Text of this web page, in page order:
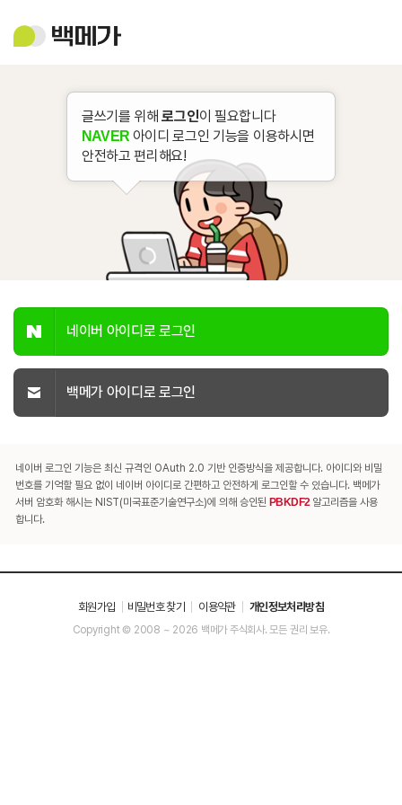
백
메
글쓰기를 위해로그인이 필요합니다
NAVER 아이디 로그인 기능을 이용하시면
안전하고 편리해요!
네이버 아이디로 로그인
백메가 아이디로 로그인
네이버 로그인 기능은 최신 규격인 OAuth 2.0 기반 인증방식을 제공합니다. 아이디와 비밀
번호를 기억할 필요 없이 네이버 아이디로 간편하고 안전하게 로그인할 수 있습니다. 백메가
서버 암호화 해시는 NIST(미국표준기술연구소)에 의해 승인된 PBKDF2알고리즘을 사용
합니다.
회원가입 비밀번호 찾기 이용약관 개인정보처리방침
Copyright © 2008 ~ 2026 백메가 주식회사. 모든 권리 보유.